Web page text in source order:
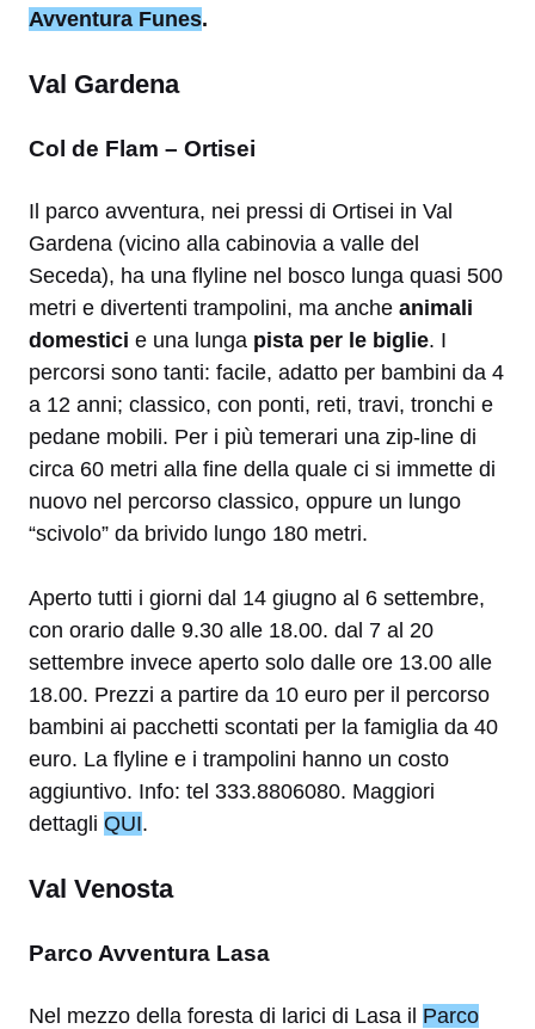
Avventura Funes.
Val Gardena
Col de Flam – Ortisei
Il parco avventura, nei pressi di Ortisei in Val
Gardena (vicino alla cabinovia a valle del
Seceda), ha una flyline nel bosco lunga quasi 500
metri e divertenti trampolini, ma anche animali
domestici e una lunga pista per le biglie. I
percorsi sono tanti: facile, adatto per bambini da 4
a 12 anni; classico, con ponti, reti, travi, tronchi e
pedane mobili. Per i più temerari una zip-line di
circa 60 metri alla fine della quale ci si immette di
nuovo nel percorso classico, oppure un lungo
“scivolo” da brivido lungo 180 metri.
Aperto tutti i giorni dal 14 giugno al 6 settembre,
con orario dalle 9.30 alle 18.00. dal 7 al 20
settembre invece aperto solo dalle ore 13.00 alle
18.00. Prezzi a partire da 10 euro per il percorso
bambini ai pacchetti scontati per la famiglia da 40
euro. La flyline e i trampolini hanno un costo
aggiuntivo. Info: tel 333.8806080. Maggiori
dettagli QUI.
Val Venosta
Parco Avventura Lasa
Nel mezzo della foresta di larici di Lasa il Parco